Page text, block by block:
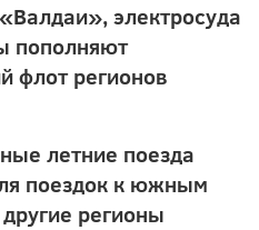
электросуда
пополняют
флот регионов
летние поезда
поездок к южным
регионы